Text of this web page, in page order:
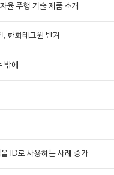
주행 기술 제품 소개
한화테크윈 반겨
밖에
ID로 사용하는 사례 증가